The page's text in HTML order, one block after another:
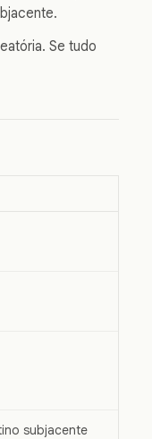
Se tudo
subjacente